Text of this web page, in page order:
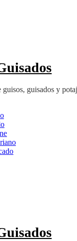
guisos, guisados y